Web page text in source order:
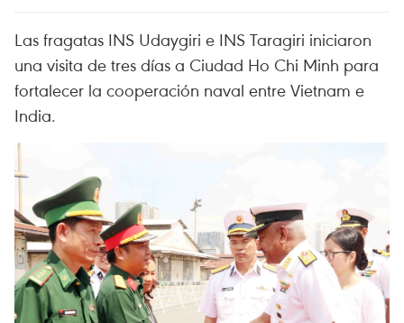
Las fragatas INS Udaygiri e INS Taragiri iniciaron
una visita de tres días a Ciudad Ho Chi Minh para
fortalecer la cooperación naval entre Vietnam e
India.